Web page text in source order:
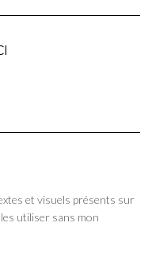
et visuels présents sur
utiliser sans mon